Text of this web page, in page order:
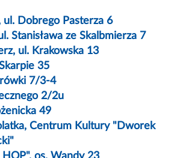
ul. Dobrego Pasterza 6
Stanisława ze Skalbmierza 7
ul. Krakowska 13
35
7/3-4
2/2u
49
Centrum Kultury "Dworek